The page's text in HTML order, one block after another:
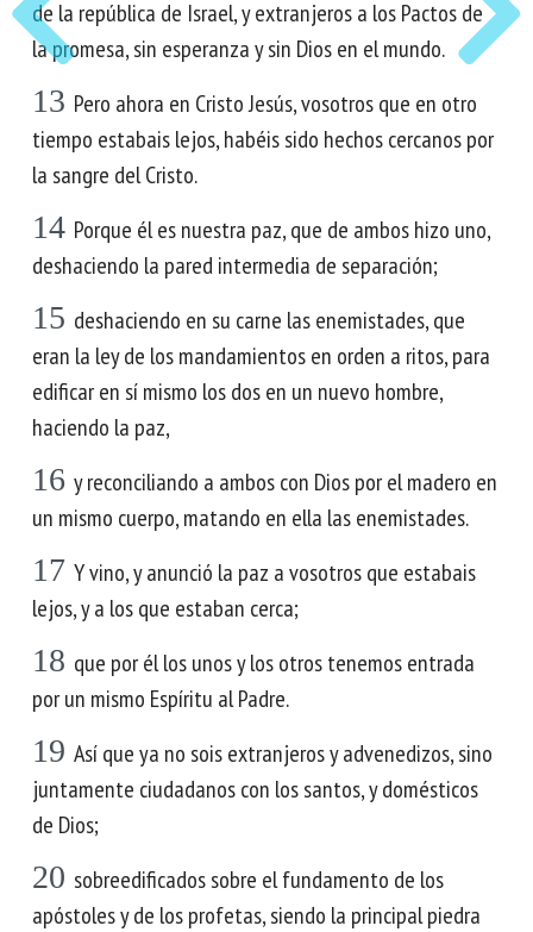
de la república de Israel, y extranjeros a los Pactos de
la promesa, sin esperanza y sin Dios en el mundo.
13 Pero ahora en Cristo Jesús, vosotros que en otro
tiempo estabais lejos, habéis sido hechos cercanos por
la sangre del Cristo.
14 Porque él es nuestra paz, que de ambos hizo uno,
deshaciendo la pared intermedia de separación;
15 deshaciendo en su carne las enemistades, que
eran la ley de los mandamientos en orden a ritos, para
edificar en sí mismo los dos en un nuevo hombre,
haciendo la paz,
16 y reconciliando a ambos con Dios por el madero en
un mismo cuerpo, matando en ella las enemistades.
17 Y vino, y anunció la paz a vosotros que estabais
lejos, y a los que estaban cerca;
18 que por él los unos y los otros tenemos entrada
por un mismo Espíritu al Padre.
19 Así que ya no sois extranjeros y advenedizos, sino
juntamente ciudadanos con los santos, y domésticos
de Dios;
20 sobreedificados sobre el fundamento de los
apóstoles y de los profetas, siendo la principal piedra